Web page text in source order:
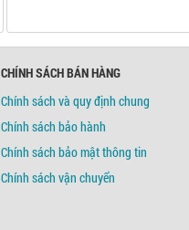
CHÍNH SÁCH BÁN HÀNG
Chính sách và quy định chung
Chính sách bảo hành
Chính sách bảo mật thông tin
Chính sách vận chuyển